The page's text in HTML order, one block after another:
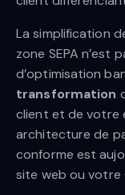
La simplification
zone SEPA n’est
d’optimisation
transformation
client et de votre
architecture de
conforme est
site web ou votre